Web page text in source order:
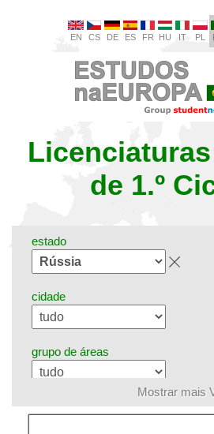
EN CS DE ES FR HU IT PL
de 1.º
estado
cidade
grupo de áreas
língua
Mostrar mais